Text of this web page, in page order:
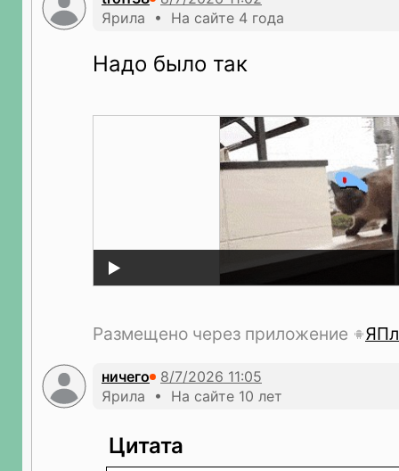
Ярила • На сайте 4 года
Надо было так
Размещено через приложение
ничего
Ярила • На сайте 10 лет
Цитата